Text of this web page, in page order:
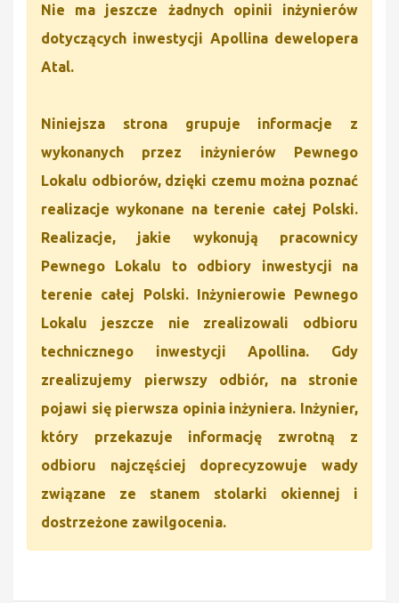
Nie ma jeszcze żadnych opinii inżynierów
dotyczących inwestycji Apollina dewelopera
Atal.
Niniejsza strona grupuje informacje z
wykonanych przez inżynierów Pewnego
Lokalu odbiorów, dzięki czemu można poznać
realizacje wykonane na terenie całej Polski.
Realizacje, jakie wykonują pracownicy
Pewnego Lokalu to odbiory inwestycji na
terenie całej Polski. Inżynierowie Pewnego
Lokalu jeszcze nie zrealizowali odbioru
technicznego inwestycji Apollina. Gdy
zrealizujemy pierwszy odbiór, na stronie
pojawi się pierwsza opinia inżyniera. Inżynier,
który przekazuje informację zwrotną z
odbioru najczęściej doprecyzowuje wady
związane ze stanem stolarki okiennej i
dostrzeżone zawilgocenia.